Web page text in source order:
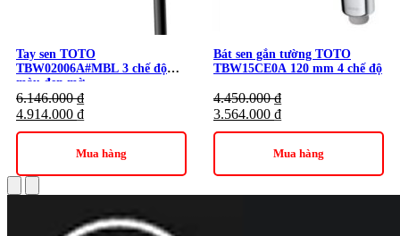
Tay sen TOTO
TBW02006A#MBL 3 chế độ
màu đen mờ
6.146.000₫
4.914.000 ₫
Mua hàng
Bát sen gắn tường TOTO
TBW15CE0A 120 mm 4 chế độ
4.450.000₫
3.564.000 ₫
Mua hàng